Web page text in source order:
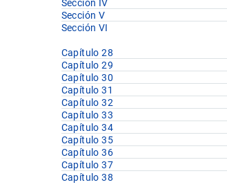
Sección IV
Sección V
Sección VI
Capítulo 28
Capítulo 29
Capítulo 30
Capítulo 31
Capítulo 32
Capítulo 33
Capítulo 34
Capítulo 35
Capítulo 36
Capítulo 37
Capítulo 38